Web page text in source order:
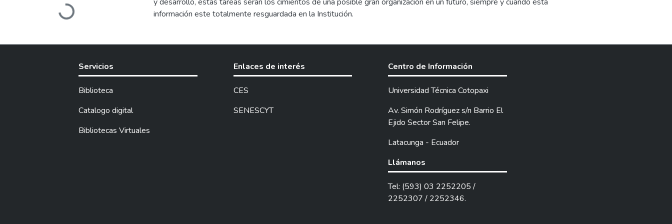
permitiendo llevar el control adecuado del manejo de los bienes tanto física como tecnológica de tal manera exista un
revisión más adecuado en cada uno de las dependencias del GAD Parroquial.
Loading...
información este totalmente resguardada en la Institución.
Servicios
Biblioteca
Catalogo digital
Bibliotecas Virtuales
Enlaces de interés
CES
SENESCYT
Centro de Información
Universidad Técnica Cotopaxi
Av. Simón Rodríguez s/n Barrio El
Ejido Sector San Felipe.
Latacunga - Ecuador
Llámanos
Tel: (593) 03 2252205 /
2252307 / 2252346.